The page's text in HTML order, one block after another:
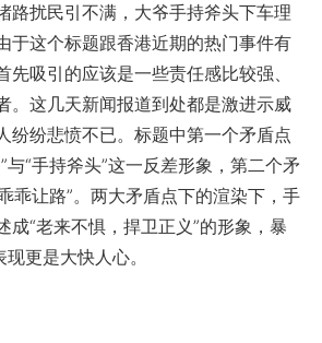
路扰民引不满，大爷手持斧头下车理
于这个标题跟香港近期的热门事件有
先吸引的应该是一些责任感比较强、
。这几天新闻报道到处都是激进示威
纷纷悲愤不已。标题中第一个矛盾点
与“手持斧头”这一反差形象，第二个矛
乖让路”。两大矛盾点下的渲染下，手
成“老来不惧，捍卫正义”的形象，暴
更是大快人心。